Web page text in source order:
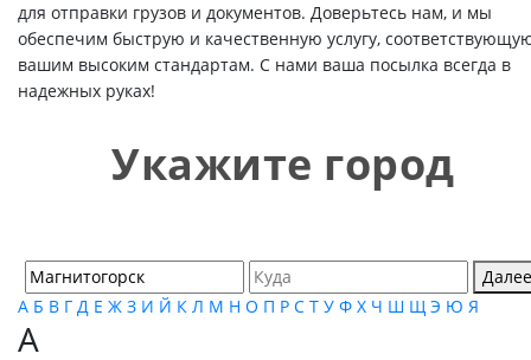
для отправки грузов и документов. Доверьтесь нам, и мы
обеспечим быструю и качественную услугу,
вашим высоким стандартам. С нами ваша посылка всегда в
надежных руках!
Укажите город
Далее
А Б В Г Д Е Ж З И Й К Л М Н О П Р С Т У Ф Х Ч Ш Щ Э Ю Я
А